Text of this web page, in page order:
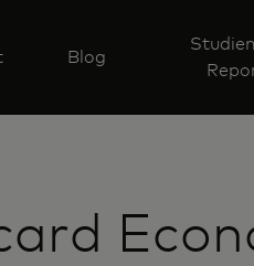
Blog